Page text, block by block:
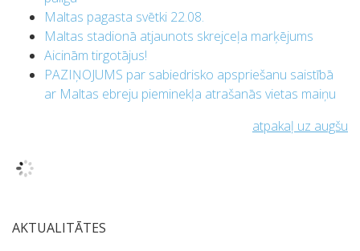
Maltas pagasta svētki 22.08.
Maltas stadionā atjaunots skrejceļa marķējums
Aicinām tirgotājus!
PAZIŅOJUMS par sabiedrisko apspriešanu saistībā
ar Maltas ebreju pieminekļa atrašanās vietas maiņu
atpakaļ uz augšu
AKTUALITĀTES